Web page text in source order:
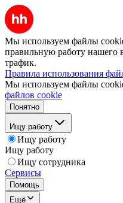
Мы используем файлы
правильную работу нашего
трафик.
Правила использования
Мы используем файлы
файлов cookie
Понятно
Ищу работу
Ищу работу
Ищу работу
Ищу сотрудника
Сервисы
Помощь
Ещё